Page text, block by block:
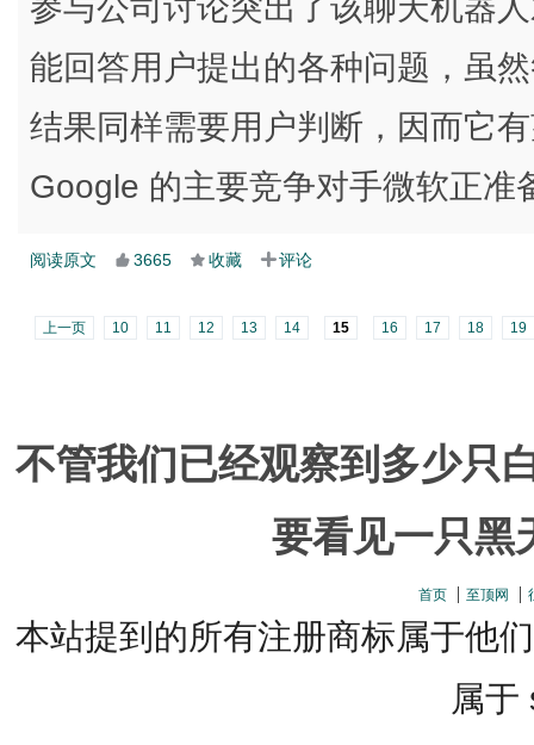
能回答用户提出的各种问题，虽
结果同样需要用户判断，因而它
Google 的主要竞争对手微软正
阅读原文 3665 收藏 评论
上一页 10 11 12 13 14 15 16 17 18 19
不管我们已经观察到多少只
要看见一只
首页 至顶网
本站提到的所有注册商标属于他
属于